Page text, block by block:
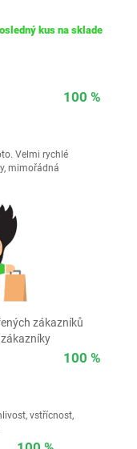
kus na sklade
100 %
Velmi rychlé
mimořádná
zákazníků
100 %
vstřícnost,